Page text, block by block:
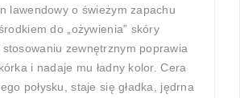
lawendowy o świeżym zapachu
do „ożywienia” skóry
zewnętrznym poprawia
i nadaje mu ładny kolor. Cera
połysku, staje się gładka, jędrna